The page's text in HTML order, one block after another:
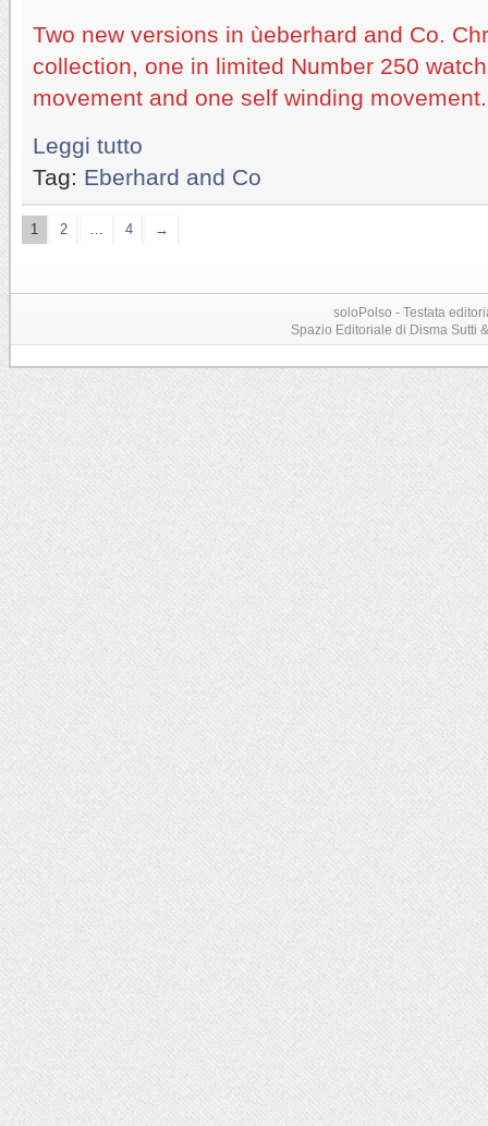
Two new versions in ùeberhard and Co.
collection, one in limited Number 250
movement and one self winding movement.
Leggi tutto
Tag: Eberhard and Co
1 2 4 →
soloPolso - Testata
Spazio Editoriale di Disma Sutti